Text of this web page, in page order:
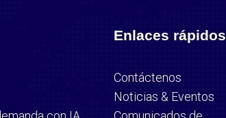
Enlaces rápidos
Contáctenos
Noticias & Eventos